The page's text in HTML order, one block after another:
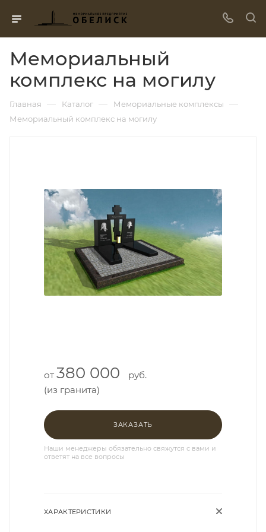
Мемориальный
комплекс на могилу
Главная — Каталог — Мемориальные комплексы —
Мемориальный комплекс на могилу
от 380 000
руб.
(из гранита)
ЗАКАЗАТЬ
Наши менеджеры обязательно свяжутся с вами и
ответят на все вопросы
ХАРАКТЕРИСТИКИ